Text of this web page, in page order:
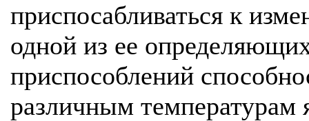
приспосабливаться к
одной из ее
приспособлений
различным температурам